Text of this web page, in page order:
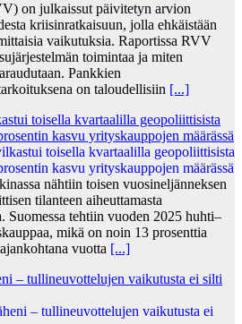
on julkaissut päivitetyn arvion
kriisinratkaisuun, jolla ehkäistään
vaikutuksia. Raportissa RVV
toimintaa ja miten
Pankkien
on taloudellisiin [...]
toisella kvartaalilla geopoliittisista
kasvu yrityskauppojen määrässä
nähtiin toisen vuosineljänneksen
tilanteen aiheuttamasta
Suomessa tehtiin vuoden 2025 huhti–
mikä on noin 13 prosenttia
vuotta [...]
– tullineuvottelujen vaikutusta ei silti